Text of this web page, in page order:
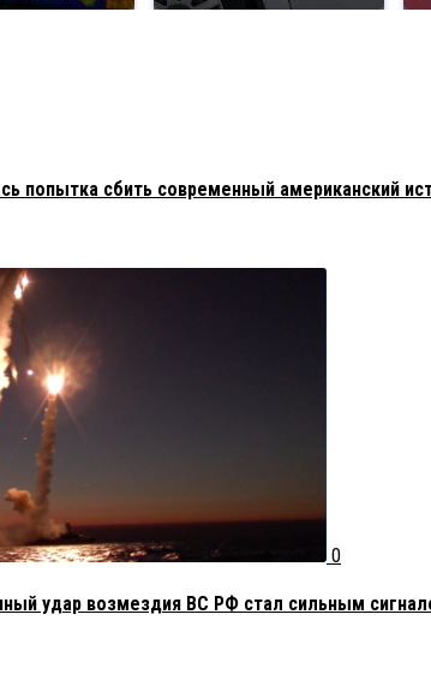
попытка сбить современный американский
0
удар возмездия ВС РФ стал сильным